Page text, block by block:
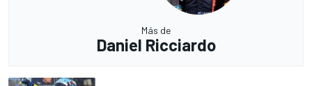
Más de
Daniel Ricciardo